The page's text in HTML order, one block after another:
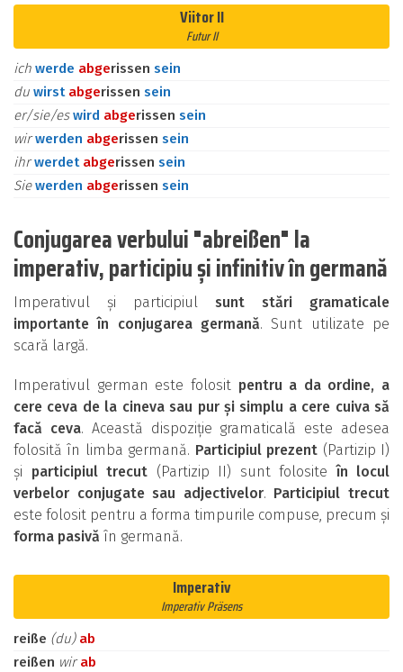
Viitor II
Futur II
ich werde abgerissen sein
du wirst abgerissen sein
er/sie/eswird abgerissen sein
wirwerden abgerissen sein
ihrwerdet abgerissen sein
Siewerden abgerissen sein
Conjugarea verbului "abreißen" la
imperativ, participiu și infinitiv în germană
Imperativul și participiul sunt stări gramaticale
importante în conjugarea germană. Sunt utilizate pe
scară largă.
Imperativul german este folosit pentru a da ordine, a
cere ceva de la cineva sau pur și simplu a cere cuiva să
facă ceva. Această dispoziție gramaticală este adesea
folosită în limba germană. Participiul prezent (Partizip I)
și participiul trecut (Partizip II) sunt folositeîn locul
verbelor conjugate sau adjectivelor. Participiul trecut
este folosit pentru a forma timpurile compuse, precum și
forma pasivă în germană.
Imperativ
Imperativ Präsens
reiße (du) ab
reißen wirab